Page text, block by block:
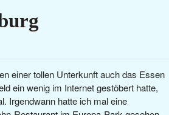
einer tollen Unterkunft auch das Essen
ein wenig im Internet gestöbert hatte,
Irgendwann hatte ich mal eine